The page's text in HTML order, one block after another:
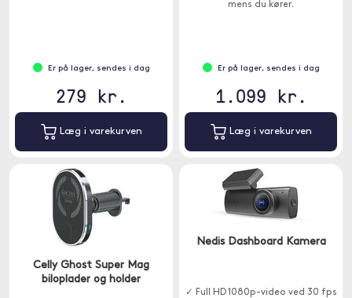
Er på lager, sendes i dag
279 kr.
Læg i varekurven
mens du kører.
Er på lager, sendes i dag
1.099 kr.
Læg i varekurven
Celly Ghost Super Mag
biloplader og holder
Nedis Dashboard Kamera
✓ Full HD 1080p-video ved 30 fps